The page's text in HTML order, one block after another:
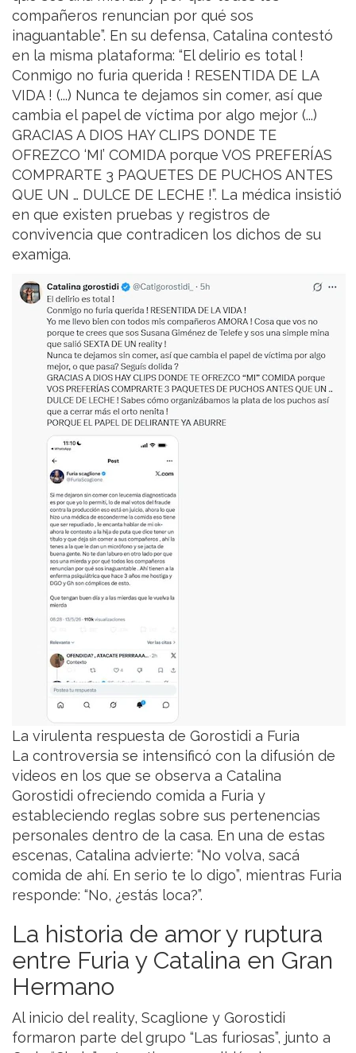
compañeros renuncian por qué sos
inaguantable”. En su defensa, Catalina contestó
en la misma plataforma: “El delirio es total !
Conmigo no furia querida ! RESENTIDA DE LA
VIDA ! (...) Nunca te dejamos sin comer, así que
cambia el papel de víctima por algo mejor (...)
GRACIAS A DIOS HAY CLIPS DONDE TE
OFREZCO ‘MI’ COMIDA porque VOS PREFERÍAS
COMPRARTE 3 PAQUETES DE PUCHOS ANTES
QUE UN … DULCE DE LECHE !”. La médica insistió
en que existen pruebas y registros de
convivencia que contradicen los dichos de su
examiga.
La virulenta respuesta de Gorostidi a Furia
La controversia se intensificó con la difusión de
videos en los que se observa a Catalina
Gorostidi ofreciendo comida a Furia y
estableciendo reglas sobre sus pertenencias
personales dentro de la casa. En una de estas
escenas, Catalina advierte: “No volva, sacá
comida de ahí. En serio te lo digo”, mientras Furia
responde: “No, ¿estás loca?”.
La historia de amor y ruptura
entre Furia y Catalina en Gran
Hermano
Al inicio del reality, Scaglione y Gorostidi
formaron parte del grupo “Las furiosas”, junto a